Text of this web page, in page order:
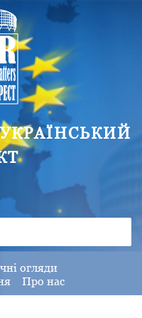
огляди
Про нас